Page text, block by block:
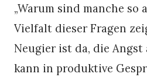
„Warum sind manche so
Vielfalt dieser Fragen
Neugier ist da, die
kann in produktive